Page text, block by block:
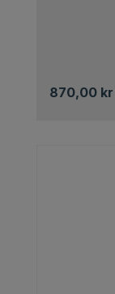
870,00 kr